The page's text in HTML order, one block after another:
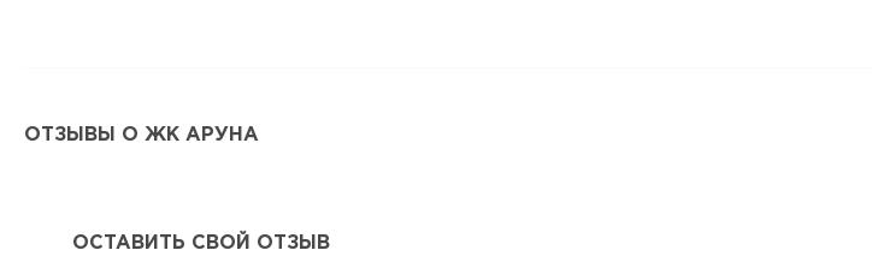
ОТЗЫВЫ О ЖК АРУНА
ОСТАВИТЬ СВОЙ ОТЗЫВ